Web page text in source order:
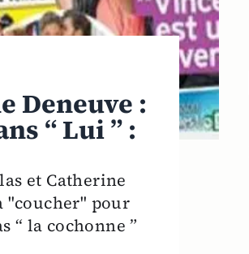
Deneuve :
“ Lui ” :
et Catherine
"coucher" pour
“ la cochonne ”